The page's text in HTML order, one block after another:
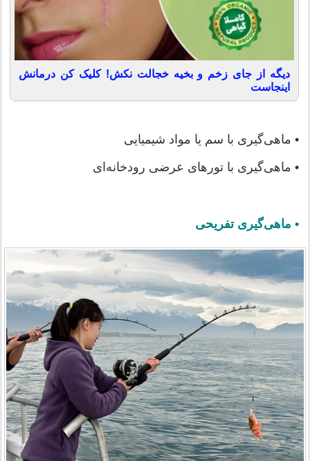
دیگه از جای زخم و بخیه خجالت نکش! کلیک کن درمانش
اینجاست
• ماهی‌گیری با سم یا مواد شیمیایی
• ماهی‌گیری با تورهای عرضی رودخانه‌ای
• ماهی‌گیری تفریحی